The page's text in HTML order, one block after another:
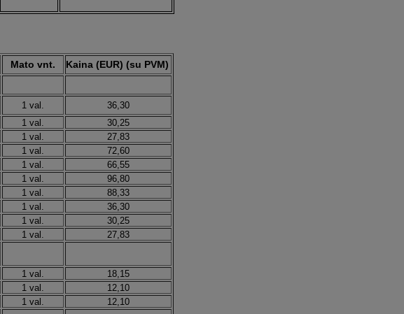
Mato vnt. Kaina (EUR) (su PVM)
1 val.
36,30
1 val.
30,25
1 val.
27,83
1 val.
72,60
1 val.
66,55
1 val.
96,80
1 val.
88,33
1 val.
36,30
1 val.
30,25
1 val.
27,83
1 val.
18,15
1 val.
12,10
1 val.
12,10